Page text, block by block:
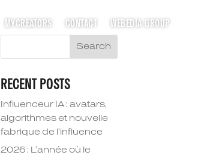
MYCREATORS CONTACT WEBEDIA GROUP
Search
RECENT POSTS
Influenceur IA : avatars,
algorithmes et nouvelle
fabrique de l’influence
2026 : L’année où le